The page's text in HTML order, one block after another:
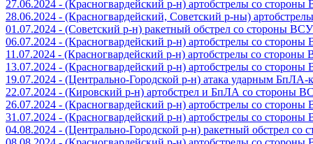
27.06.2024 - (Красногвардейский р-н) артобстрелы со
28.06.2024 - (Красногвардейский, Советский р-ны)
01.07.2024 - (Советский р-н) ракетный обстрел со стороны ВСУ
06.07.2024 - (Красногвардейский р-н) артобстрелы со
11.07.2024 - (Красногвардейский р-н) артобстрелы со стороны
13.07.2024 - (Красногвардейский р-н) артобстрелы со
19.07.2024 - (Центрально-Городской р-н) атака ударным
22.07.2024 - (Кировский р-н) артобстрел и БпЛА со стороны
26.07.2024 - (Красногвардейский р-н) артобстрелы со
31.07.2024 - (Красногвардейский р-н) артобстрелы со
04.08.2024 - (Центрально-Городской р-н) ракетный обстрел со